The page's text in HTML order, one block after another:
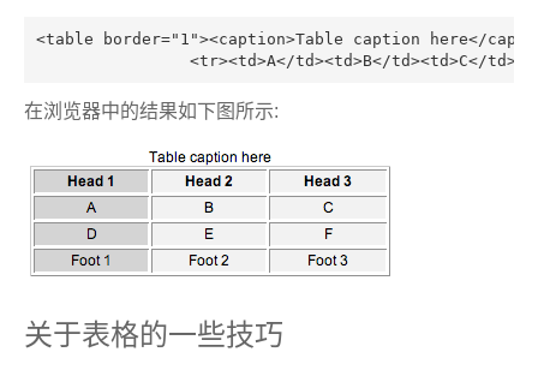
<table border="1"><caption>Table caption here</caption><colgroup span="1" style="background:#DEDEDE;"/><colgroup
<tr><td>A</td><td>B</td><td>C</
在浏览器中的结果如下图所示:
关于表格的一些技巧